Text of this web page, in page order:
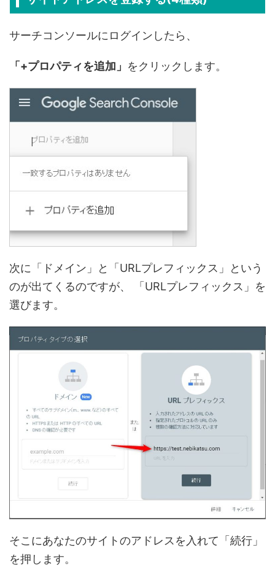
サーチコンソールにログインしたら、
「+プロパティを追加」 をクリックします。
次に「ドメイン」と「URLプレフィックス」という
のが出てくるのですが、
「URLプレフィックス」を
選びます。
そこにあなたのサイトのアドレスを入れて「続行」
を押します。